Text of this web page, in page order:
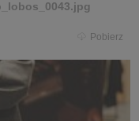
Pobierz